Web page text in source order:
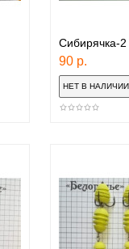
Сибирячка-
90 р.